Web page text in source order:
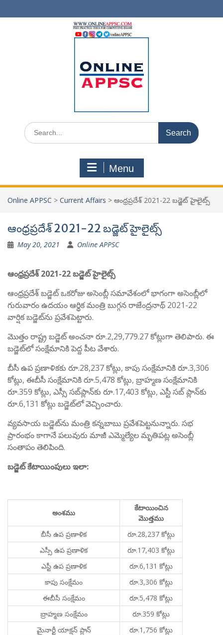
to
Search
for:
Menu
Online APPSC > Current Affairs > ఆంధ్రప్రదేశ్ 2021-22 బడ్జెట్ హైలైట్స్
ఆంధ్రప్రదేశ్ 2021-22 బడ్జెట్ హైలైట్స్
May 20, 2021 Online APPSC
ఆంధ్రప్రదేశ్ 2021-22 బడ్జెట్ హైలైట్స్
ఆంధ్రప్రదేశ్‌ బడ్జెట్‌ ఒకరోజు అసెంబ్లీ సమావేశంలో భాగంగా అసెంబ్లీలో
గురువారం ఉద‌యం ఆర్థిక మంత్రి బుగ్గన రాజేంద్రనాథ్‌ 2021-22
వార్షిక బడ్జెట్‌ను ప్రవేశపెట్టారు.
మొత్తం రాష్ట్ర బడ్జెట్‌ అంచనా రూ.2,29,779.27 కోట్లుగా తెలిపారు. ఈ
బడ్జెట్‌లో సంక్షేమానికి పెద్ద పీట వేశారు.
బీసీ ఉప ప్రణాళికకు రూ.28,237 కోట్లు, కాపు సంక్షేమానికి రూ.3,306
కోట్లు, ఈబీసీ సంక్షేమానికి రూ.5,478 కోట్లు, బ్రాహ్మణ సంక్షేమానికి
రూ.359 కోట్లు, ఎస్సీ సబ్‌ప్లాన్‌కు రూ.17,403 కోట్లు, ఎస్టీ సబ్‌ ప్లాన్‌కు
రూ.6,131 కోట్లు బడ్జెట్‌లో వెచ్చించారు.
వ్యవసాయ బడ్జెట్‌ను మంత్రి కన్నబాబు ప్రవేశపెట్ట‌నున్నారు. సభ
ప్రారంభం కాగానే పలువురు మాజీ ఎమ్మెల్యేల మృతిపట్ల అసెంబ్లీ
సంతాపం తెలిపింది.
బడ్జెట్‌ కేటాయింపులు ఇలా:
అంశము
కేటాయించిన
మొత్తము
బీసీ ఉప ప్రణాళిక
రూ.28,237 కోట్లు
ఎస్సీ ఉప ప్రణాళిక
రూ.17,403 కోట్లు
ఎస్టీ ఉప ప్రణాళిక
రూ.6,131 కోట్లు
కాపు సంక్షేమం
రూ.3,306 కోట్లు
ఈబీసీ సంక్షేమం
రూ.5,478 కోట్లు
బ్రాహ్మణ సంక్షేమం
రూ.359 కోట్లు
మైనార్టీ యాక్షన్‌ ప్లాన్‌
రూ.1,756 కోట్లు